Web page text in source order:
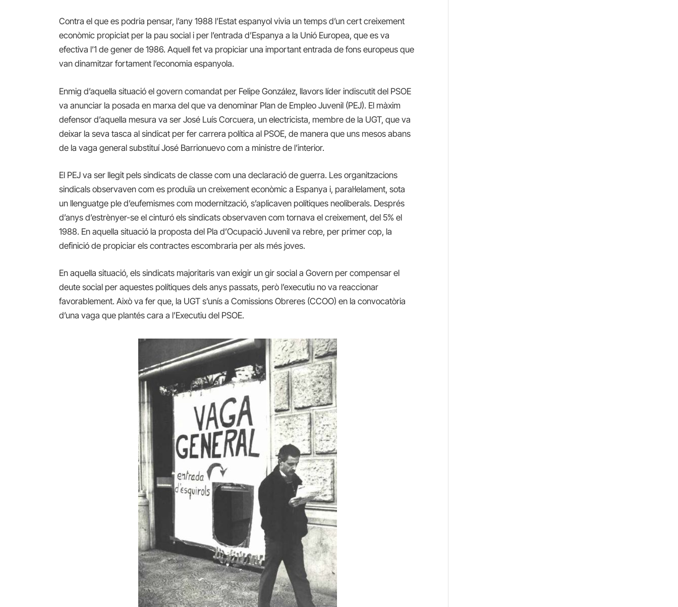
Contra el que es podria pensar, l’any 1988 l’Estat espanyol vivia un temps d’un cert creixement
econòmic propiciat per la pau social i per l’entrada d’Espanya a la Unió Europea, que es va
efectiva l’1 de gener de 1986. Aquell fet va propiciar una important entrada de fons europeus que
van dinamitzar fortament l’economia espanyola.
Enmig d’aquella situació el govern comandat per Felipe González, llavors líder indiscutit del PSOE
va anunciar la posada en marxa del que va denominar Plan de Empleo Juvenil (PEJ). El màxim
defensor d’aquella mesura va ser José Luís Corcuera, un electricista, membre de la UGT, que va
deixar la seva tasca al sindicat per fer carrera política al PSOE, de manera que uns mesos abans
de la vaga general substituí José Barrionuevo com a ministre de l’interior.
El PEJ va ser llegit pels sindicats de classe com una declaració de guerra. Les organitzacions
sindicals observaven com es produïa un creixement econòmic a Espanya i, paral·lelament, sota
un llenguatge ple d’eufemismes com modernització, s’aplicaven polítiques neoliberals. Després
d’anys d’estrènyer-se el cinturó els sindicats observaven com tornava el creixement, del 5% el
1988. En aquella situació la proposta del Pla d’Ocupació Juvenil va rebre, per primer cop, la
definició de propiciar els contractes escombraria per als més joves.
En aquella situació, els sindicats majoritaris van exigir un gir social a Govern per compensar el
deute social per aquestes polítiques dels anys passats, però l’executiu no va reaccionar
favorablement. Això va fer que, la UGT s’unís a Comissions Obreres (CCOO) en la convocatòria
d’una vaga que plantés cara a l’Executiu del PSOE.